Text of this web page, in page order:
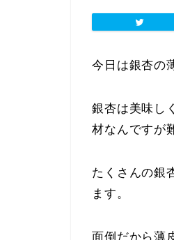
今日は銀杏の
銀杏は美味し
材なんですが
たくさんの銀
ます。
面倒だから薄